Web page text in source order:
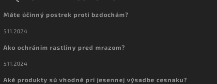
Máte účinný postrek proti bzdochám?
5.11.2024
Ako ochránim rastliny pred mrazom?
5.11.2024
Aké produkty sú vhodné pri jesennej výsadbe cesnaku?